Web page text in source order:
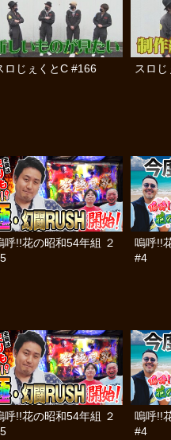
ロじぇくとC #166 スロ
呼!!花の昭和54年組 ２
嗚呼!!
#4
呼!!花の昭和54年組 ２
嗚呼!!
#4